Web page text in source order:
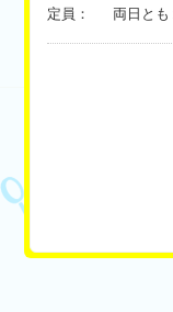
定員：
両日とも